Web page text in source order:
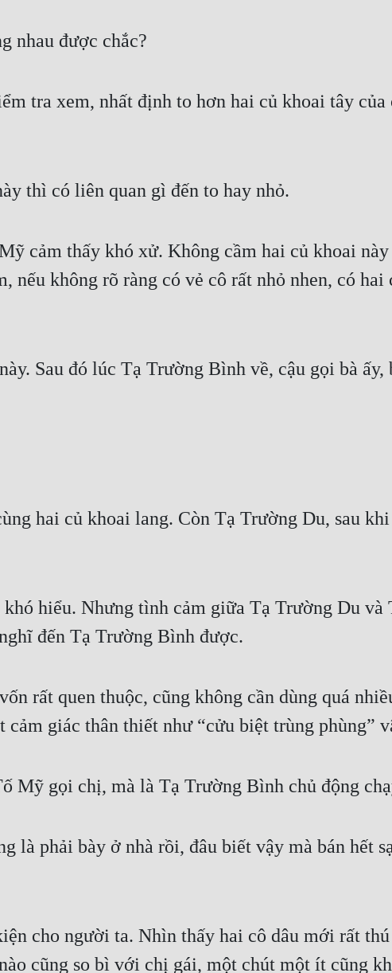
nhau được chắc?
tra xem, nhất định to hơn hai củ khoai tây của
thì có liên quan gì đến to hay nhỏ.
cảm thấy khó xử. Không cầm hai củ khoai
nếu không rõ ràng có vẻ cô rất nhỏ nhen, có hai
Sau đó lúc Tạ Trường Bình về, cậu gọi bà ấy,
hai củ khoai lang. Còn Tạ Trường Du, sau
hiểu. Nhưng tình cảm giữa Tạ Trường Du và
đến Tạ Trường Bình được.
rất quen thuộc, cũng không cần dùng quá
giác thân thiết như “cửu biệt trùng phùng”
Mỹ gọi chị, mà là Tạ Trường Bình chủ động
là phải bày ở nhà rồi, đâu biết vậy mà bán hết
cho người ta. Nhìn thấy hai cô dâu mới rất
cũng so bì với chị gái, một chút một ít cũng